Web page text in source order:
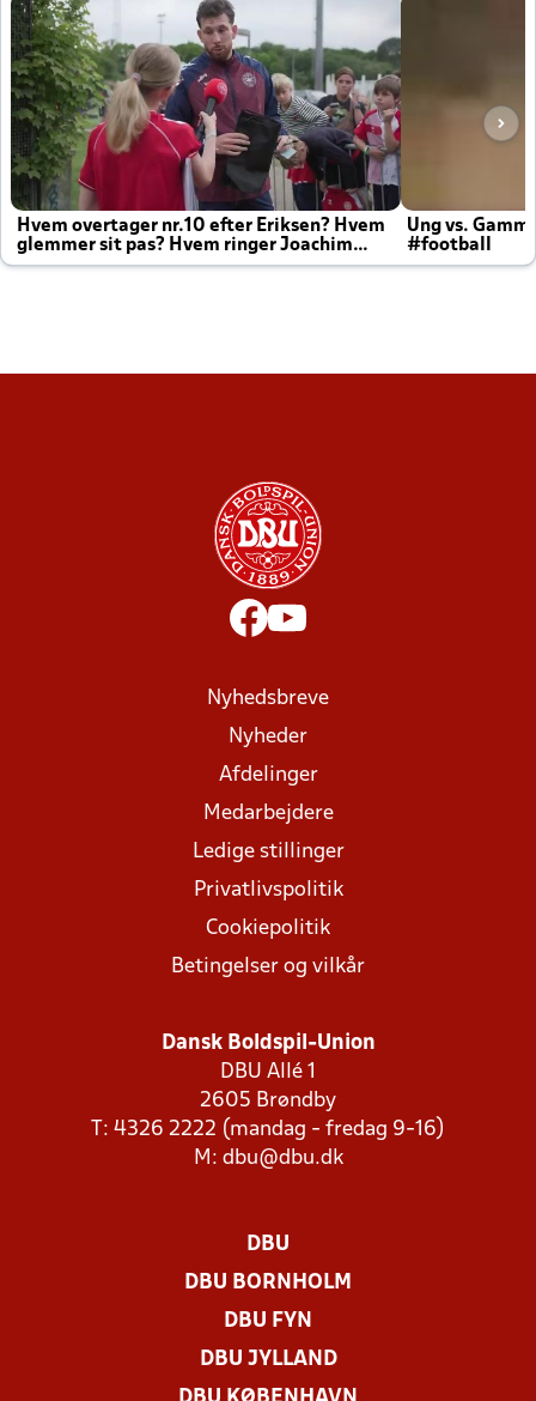
Hvem overtager nr.10 efter Eriksen? Hvem
glemmer sit pas? Hvem ringer Joachim
altid til efter kampe?
Ung vs.
#football
Nyhedsbreve
Nyheder
Afdelinger
Medarbejdere
Ledige stillinger
Privatlivspolitik
Cookiepolitik
Betingelser og vilkår
Dansk Boldspil-Union
DBU Allé 1
2605 Brøndby
T: 4326 2222 (mandag - fredag 9-16)
M: dbu@dbu.dk
DBU
DBU BORNHOLM
DBU FYN
DBU JYLLAND